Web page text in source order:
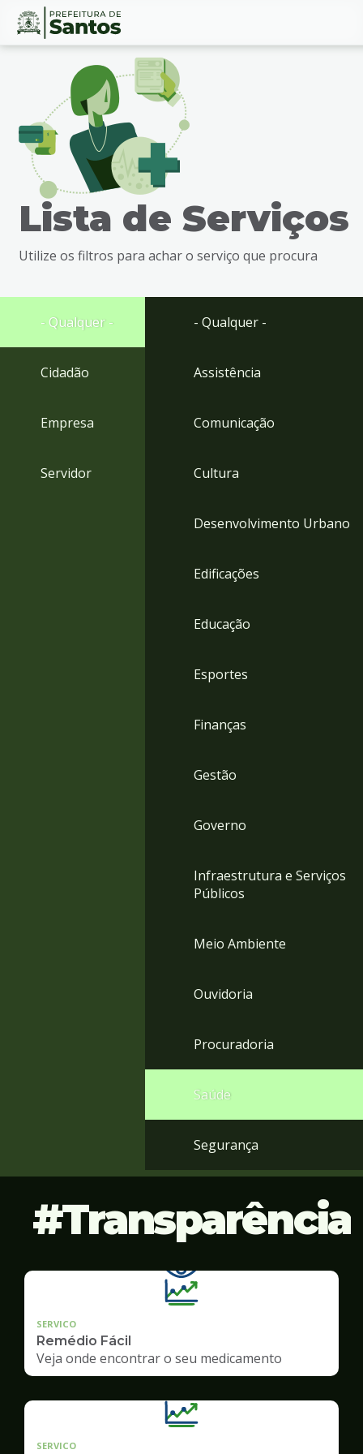
Ir
busca
Ir
rodapé
Conteúdo
Lista de Serviços
Utilize os filtros para achar o serviço que procura
- Qualquer -
Cidadão
Empresa
Servidor
- Qualquer -
Assistência
Comunicação
Cultura
Desenvolvimento Urbano
Edificações
Educação
Esportes
Finanças
Gestão
Governo
Infraestrutura e Serviços
Públicos
Meio Ambiente
Ouvidoria
Procuradoria
Saúde
Segurança
Transparência
SERVICO
Remédio Fácil
Veja onde encontrar o seu medicamento
SERVICO